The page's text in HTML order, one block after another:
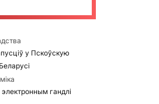
у Пскоўскую
гандлі